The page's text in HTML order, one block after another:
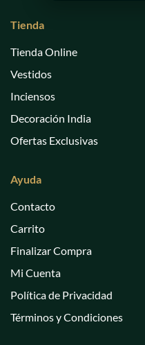
Tienda
Tienda Online
Vestidos
Inciensos
Decoración India
Ofertas Exclusivas
Ayuda
Contacto
Carrito
Finalizar Compra
Mi Cuenta
Política de Privacidad
Términos y Condiciones